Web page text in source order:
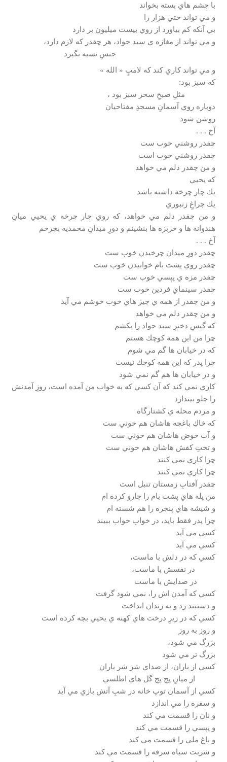
با چشم هاي بسته بخواند
و مي تواند حتي هزار را
بي آنكه كم بياورد از روي بيست ميليون بر دارد
و مي تواند از مغازه ي سيد جواد، هر چقدر كه لازم دارد،
جنسِ نسيه بگيرد
و مي تواند كاري كند كه لامپِ « الله »
كه سبز بود:
مثلِ صبحِ سحر سبز بود ،
دوباره روي آسمانِ مسجدِ مفتاحيان
روشن شود
آخ . . .
چقدر روشني خوب ست
چقدر روشني خوب است
و من چقدر دلم مي خواهد
كه يحيي
يك چار چرخه داشته باشد
يك چراغِ زنبوري
و من چقدر دلم مي خواهد، كه روي چار چرخه ي يحيي ميانِ
هندوانه ها و خربزه ها بنشينم و دورِ ميدانِ محمديه بچرخم
آخ . . .
چقدر دورِ ميدان چرخيدن خوب ست
چقدر روي پشت بام خوابيدن خوب ست
چقدر مزه ي پپسي خوب ست
چقدر سينماي فردين خوب ست
و من چقدر از همه ي چيز هاي خوب خوشم مي آيد
و من چقدر دلم مي خواهد
كه گيسِ دخترِ سيد جواد را بكشم
چرا من اين همه كوچك هستم
كه در خيابان ها گم مي شوم
چرا پدر كه اين همه كوچك نيست
و در خيابان ها هم گم نمي شود
كاري نمي كند كه آن كسي كه به خواب من آمده است، روزِ آمدنش
را جلو بيندازد
و مردم محله ي كشتارگاه
كه خاكِ باغچه هاشان هم خوني ست
و آب حوض هاشان هم خوني ست
و تختِ كفش هاشان هم خوني ست
چرا كاري نمي كنند
چرا كاري نمي كنند
چقدر آفتابِ زمستان تنبل است
من پله هاي پشت بام را جارو كرده ام
و شيشه هاي پنجره را هم شسته ام
چرا پدر فقط بايد، در خواب خواب ببيند
كسي مي آيد
كسي مي آيد
كسي كه در دلش با ماست،
در نفسش با ماست،
در صدايش با ماست
كسي كه آمدن اش را، نمي شود گرفت
و دستبند زد و به زندان انداخت
كسي كه در زيرِ درخت هاي كهنه ي يحيي بچه كرده است
و روز به روز
بزرگ مي شود،
بزرگ تر مي شود
كسي از باران، از صداي شر شر باران
از ميانِ پچ پچ گل هاي اطلسي
كسي از آسمان توپ خانه در شبِ آتش بازي مي آيد
و سفره را مي اندازد
و نان را قسمت مي كند
و پپسي را قسمت مي كند
و باغ ملي را قسمت مي كند
و شربت سياه سرفه را قسمت مي كند